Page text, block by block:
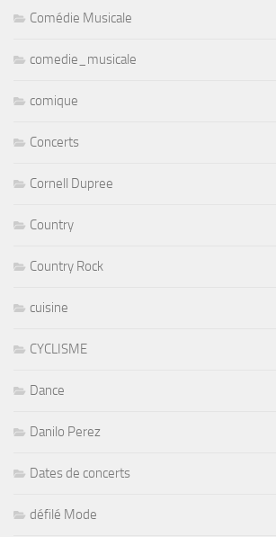
Comédie Musicale
comedie_musicale
comique
Concerts
Cornell Dupree
Country
Country Rock
cuisine
CYCLISME
Dance
Danilo Perez
Dates de concerts
défilé Mode